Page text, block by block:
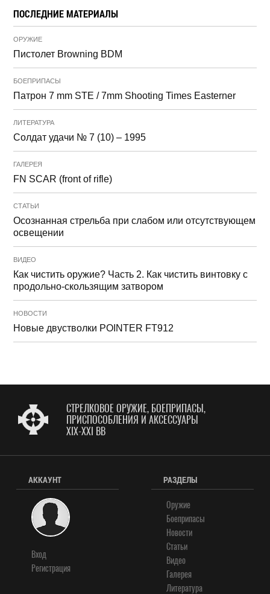
ПОСЛЕДНИЕ МАТЕРИАЛЫ
ОРУЖИЕ
Пистолет Browning BDM
БОЕПРИПАСЫ
Патрон 7 mm STE / 7mm Shooting Times Easterner
ЛИТЕРАТУРА
Солдат удачи № 7 (10) – 1995
ГАЛЕРЕЯ
FN SCAR (front of rifle)
СТАТЬИ
Осознанная стрельба при слабом или отсутствующем
освещении
ВИДЕО
Как чистить оружие? Часть 2. Как чистить винтовку с
продольно-скользящим затвором
НОВОСТИ
Новые двустволки POINTER FT912
СТРЕЛКОВОЕ ОРУЖИЕ, БОЕПРИПАСЫ,
ПРИСПОСОБЛЕНИЯ И АКСЕССУАРЫ
XIX-XXI ВВ
АККАУНТ
Вход
Регистрация
РАЗДЕЛЫ
Оружие
Боеприпасы
Новости
Статьи
Видео
Галерея
Литература